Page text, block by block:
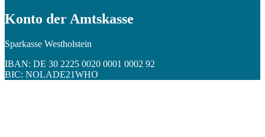
Konto der Amtskasse
Sparkasse Westholstein
IBAN: DE 30 2225 0020 0001 0002 92
BIC: NOLADE21WHO